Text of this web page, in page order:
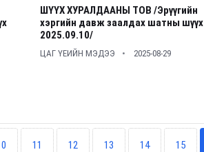
ШҮҮХ ХУРАЛДААНЫ ТОВ /Эрүүгийн
хэргийн давж заалдах шатны шүүх
2025.09.10/
ЦАГ ҮЕИЙН МЭДЭЭ 2025-08-29
11 12 13 14 15